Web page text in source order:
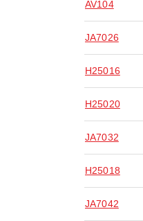
AV104
JA7026
H25016
H25020
JA7032
H25018
JA7042